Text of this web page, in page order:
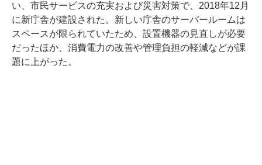
い、市民サービスの充実および災害対策で、2018年12月
に新庁舎が建設された。新しい庁舎のサーバールームは
スペースが限られていたため、設置機器の見直しが必要
だったほか、消費電力の改善や管理負担の軽減などが課
題に上がった。